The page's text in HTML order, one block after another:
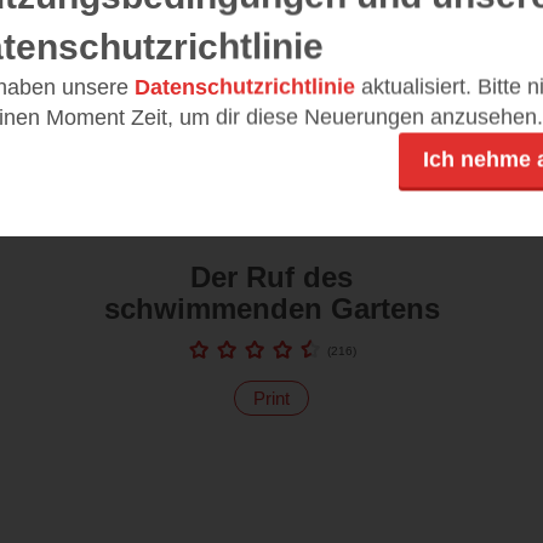
Der Ruf des
schwimmenden Gartens
(216)
Print
unsere Datenschutzrichtlinie aktualisiert. Bitte
Moment Zeit, um dir diese Neuerungen anzusehen.
Ich nehme